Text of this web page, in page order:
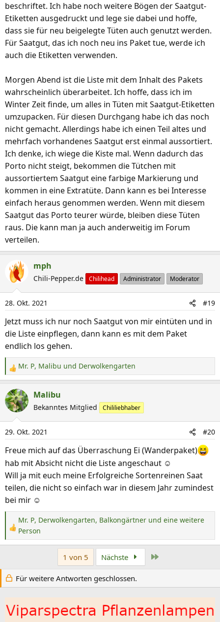
beschriftet. Ich habe noch weitere Bögen der Saatgut-
Etiketten ausgedruckt und lege sie dabei und hoffe,
dass sie für neu beigelegte Tüten auch genutzt werden.
Für Saatgut, das ich noch neu ins Paket tue, werde ich
auch die Etiketten verwenden.
Morgen Abend ist die Liste mit dem Inhalt des Pakets
wahrscheinlich überarbeitet. Ich hoffe, dass ich im
Winter Zeit finde, um alles in Tüten mit Saatgut-Etiketten
umzupacken. Für diesen Durchgang habe ich das noch
nicht gemacht. Allerdings habe ich einen Teil altes und
mehrfach vorhandenes Saatgut erst einmal aussortiert.
Ich denke, ich wiege die Kiste mal. Wenn dadurch das
Porto nicht steigt, bekommen die Tütchen mit
aussortiertem Saatgut eine farbige Markierung und
kommen in eine Extratüte. Dann kann es bei Interesse
einfach heraus genommen werden. Wenn mit diesem
Saatgut das Porto teurer würde, bleiben diese Tüten
raus. Die kann man ja auch anderweitig im Forum
verteilen.
mph
Chili-Pepper.de Chilihead Administrator Moderator
28. Okt. 2021 #19
Jetzt muss ich nur noch Saatgut von mir eintüten und in
die Liste einpflegen, dann kann es mit dem Paket
endlich los gehen.
R
e
a
k
t
i
o
n
n
:
Mr. P, Malibu und Derwolkengarten
Malibu
Bekanntes Mitglied Chililiebhaber
29. Okt. 2021 #20
Freue mich auf das Überraschung Ei (Wanderpaket)
hab mit Absicht nicht die Liste angeschaut ☺
Will ja mit euch meine Erfolgreiche Sortenreinen Saat
teilen, die nicht so einfach war in diesem Jahr zumindest
bei mir ☺
R
e
t
i
n
e
Mr. P, Derwolkengarten, Balkongärtner und eine weitere
Person
1 von 5 Nächste
Für weitere Antworten geschlossen.